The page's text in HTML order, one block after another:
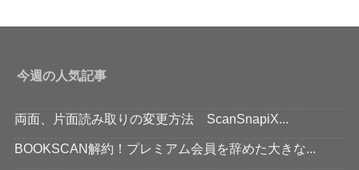
今週の人気記事
両面、片面読み取りの変更方法 ScanSnapiX...
BOOKSCAN解約！プレミアム会員を辞めた大きな...